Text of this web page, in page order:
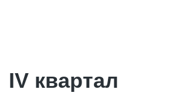
IV квартал